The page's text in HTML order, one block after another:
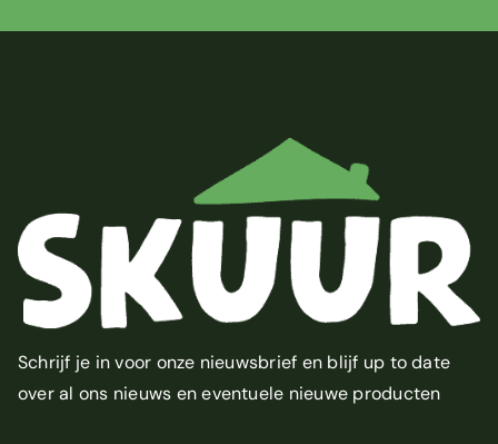
Schrijf je in voor onze nieuwsbrief en blijf up to date
over al ons nieuws en eventuele nieuwe producten